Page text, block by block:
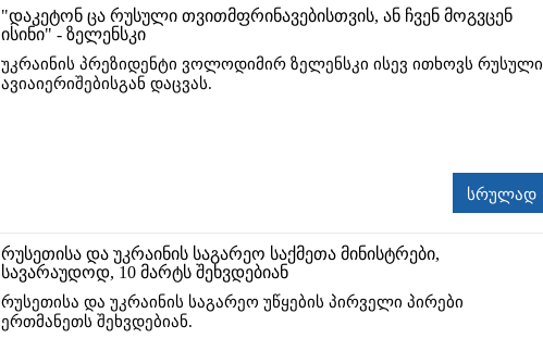
"დაკეტონ ცა რუსული თვითმფრინავებისთვის, ან ჩვენ მოგვცენ
ისინი" - ზელენსკი
უკრაინის პრეზიდენტი ვოლოდიმირ ზელენსკი ისევ ითხოვს რუსული
ავიაიერიშებისგან დაცვას.
სრულად
რუსეთისა და უკრაინის საგარეო საქმეთა მინისტრები,
სავარაუდოდ, 10 მარტს შეხვდებიან
რუსეთისა და უკრაინის საგარეო უწყების პირველი პირები
ერთმანეთს შეხვდებიან.